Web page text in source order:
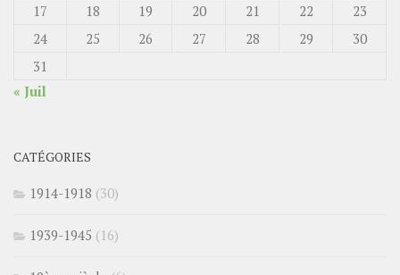
17
18 19 20 21 22
23
24
25 26 27 28 29
30
31
« Juil
CATÉGORIES
1914-1918 (30)
1939-1945 (16)